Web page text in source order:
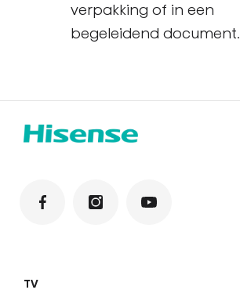
verpakking of in een
begeleidend document.
TV